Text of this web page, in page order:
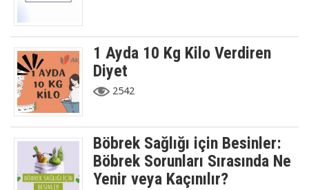
1 Ayda 10 Kg Kilo Verdiren
Diyet
2542
Böbrek Sağlığı için Besinler:
Böbrek Sorunları Sırasında Ne
Yenir veya Kaçınılır?